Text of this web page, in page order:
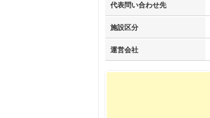
代表問い合わせ先
施設区分
運営会社